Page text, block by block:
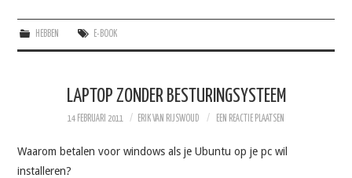
HEBBEN E-BOOK
LAPTOP ZONDER BESTURINGSYSTEEM
14 FEBRUARI 2011 ERIK VAN RIJSWOUD EEN REACTIE PLAATSEN
Waarom betalen voor windows als je Ubuntu op je pc wil
installeren?